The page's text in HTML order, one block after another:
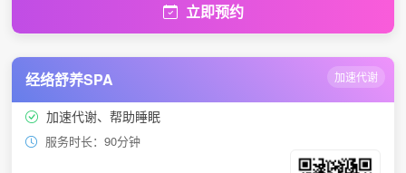
立即预约
经络舒养SPA 加速代谢
加速代谢、帮助睡眠
服务时长：90分钟